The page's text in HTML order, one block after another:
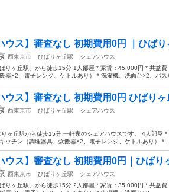
ウス】審査なし 初期費用0円 ｜ひば
西東京市 ひばりヶ丘駅
シェアハウス
りヶ丘駅」から徒歩15分 1人部屋 * 家賃：45,000円 * 共益
飯器×2、電子レンジ、ケトルあり） * 洗濯機、洗面台×2、バス
ウス】審査なし 初期費用0円 ひばり
西東京市 ひばりヶ丘駅
シェアハウス
ヶ丘駅から徒歩15分 一軒家のシェアハウスです。 4人部屋
ッチン（調理器具、炊飯器×2、電子レンジ、ケトルあり） * ...
ウス】審査なし 初期費用0円｜ひば
西東京市 ひばりヶ丘駅
シェアハウス
りヶ丘駅」から徒歩15分 2人部屋 * 家賃：35,000円 * 共益